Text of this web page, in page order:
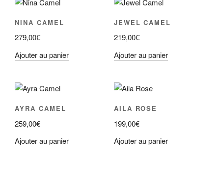
NINA CAMEL
279,00€
Ajouter au panier
JEWEL CAMEL
219,00€
Ajouter au panier
AYRA CAMEL
259,00€
Ajouter au panier
AILA ROSE
199,00€
Ajouter au panier